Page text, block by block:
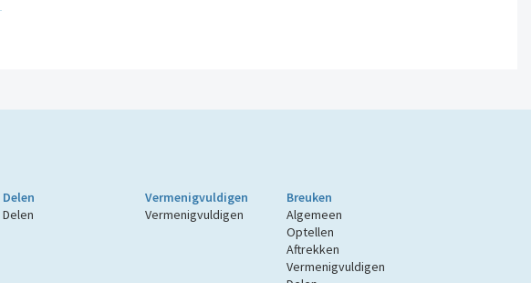
Delen
Delen
Vermenigvuldigen
Vermenigvuldigen
Breuken
Algemeen
Optellen
Aftrekken
Vermenigvuldigen